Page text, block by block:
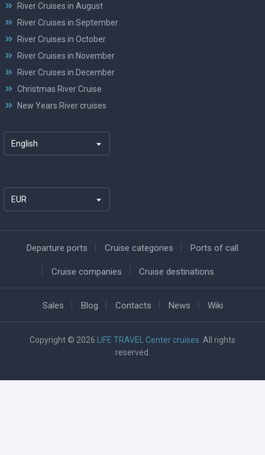
River Cruises in August
River Cruises in September
River Cruises in October
River Cruises in November
River Cruises in December
Christmas River Cruise
New Years River cruises
English
EUR
Departure ports Cruise categories Ports of call
Cruise companies Cruise destinations
Sales Blog Contacts News Wiki
Copyright © 2026 LIFE TRAVEL Center cruises . All rights
reserved.